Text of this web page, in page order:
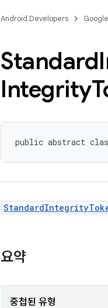
Android Developers
Standard
Integrity
public abstract
요약
중첩된 유형